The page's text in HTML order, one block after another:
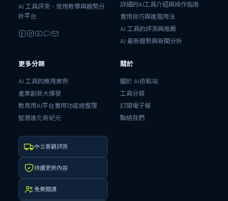
AI 工具評測、使用教學與趨勢分
析平台
詳細的AI工具介紹與操作指南
實用技巧與進階用法
AI 工具的評測與推薦
AI 最新趨勢與新聞分析
更多分類
AI 工具的應用案例
產業創新大爆發
教育用AI平台實用功能總整理
智慧進化新紀元
關於
關於 AI奇點站
工具分類
訂閱電子報
聯絡我們
中立客觀評測
持續更新內容
免費閱讀